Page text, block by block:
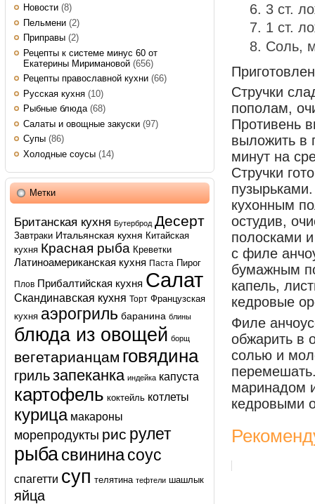
Новости (8)
Пельмени (2)
Приправы (2)
Рецепты к системе минус 60 от
Екатерины Миримановой (656)
Рецепты православной кухни (66)
Русская кухня (10)
Рыбные блюда(68)
Салаты и овощные закуски (97)
Супы (86)
Холодные соусы (14)
Метки
Британская кухня Бутерброд Десерт
Завтраки Итальянская кухня Китайская
кухня Красная рыба Креветки
Латиноамериканская кухня Паста Пирог
Плов Прибалтийская кухня Салат
Скандинавская кухня Торт Французская
кухня аэрогриль баранина блины
блюда из овощей борщ
вегетарианцам говядина
грильзапеканка индейка капуста
картофель коктейль котлеты
курица макароны
морепродукты рис рулет
рыбасвининасоус
спагетти суп телятина тефтели шашлык
яйца
3 ст.
1 ст.
Соль,
Стручки
пополам,
Противень
выложить в
минут на
Стручки
кухонным
остудив,
полосками
с филе
бумажным
капель,
кедровые
Филе
обжарить в
солью и
маринадом
кедровыми